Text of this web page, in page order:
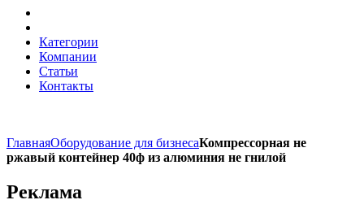
Категории
Компании
Статьи
Контакты
ГлавнаяОборудование для бизнесаКомпрессорная не
ржавый контейнер 40ф из алюминия не гнилой
Реклама